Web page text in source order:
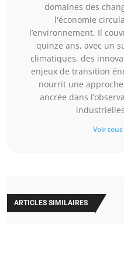
domaines des
l'économie
l’environnement. Il
quinze ans, avec un
climatiques, des
enjeux de transition
nourrit une
ancrée dans
Voir
ARTICLES SIMILAIRES